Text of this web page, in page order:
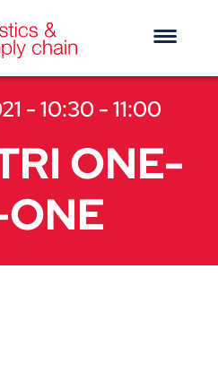
- 10:30 - 11:00
ONE-